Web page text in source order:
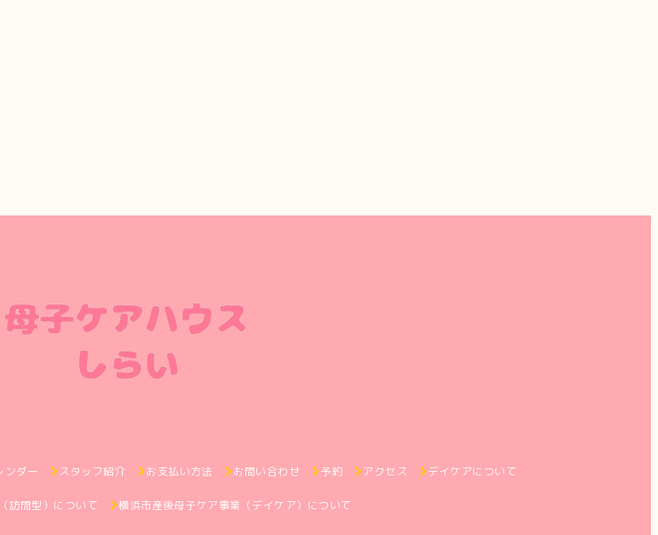
ンダー スタッフ紹介 お支払い方法 お問い合わせ 予約 アクセス デイケアについて
訪問型）について 横浜市産後母子ケア事業（デイケア）について